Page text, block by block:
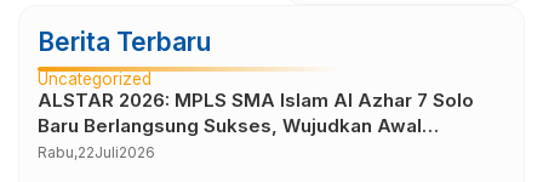
Berita Terbaru
Uncategorized
ALSTAR 2026: MPLS SMA Islam Al Azhar 7 Solo
Baru Berlangsung Sukses, Wujudkan Awal
Perjalanan Peserta Didik yang Berkarakter
Rabu,22Juli2026